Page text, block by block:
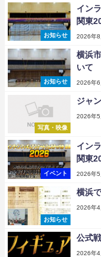
お知らせ
イン
関東
2026年8
お知らせ
横浜
いて
2026年6
写真・映像
ジャ
2026年5
イベント
イン
関東
2026年5
お知らせ
横浜
2026年4
公式
2026年4